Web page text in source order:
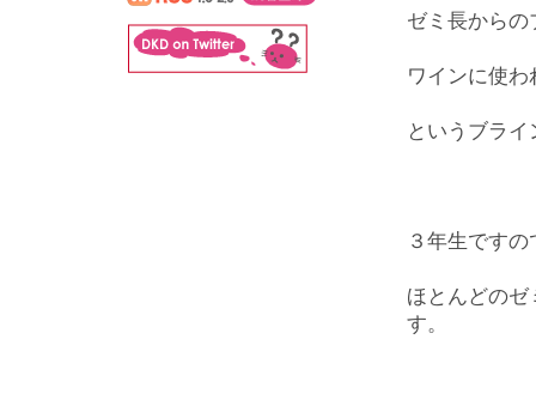
ゼミ長から
ワインに使
というブラ
３年生です
ほとんどの
す。